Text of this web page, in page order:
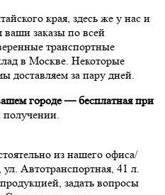
края, здесь же у нас и
заказы по всей
транспортные
в Москве. Некоторые
доставляем за пару дней.
городе — бесплатная при
из нашего офиса/
Автотранспортная, 41 л.
задать вопросы